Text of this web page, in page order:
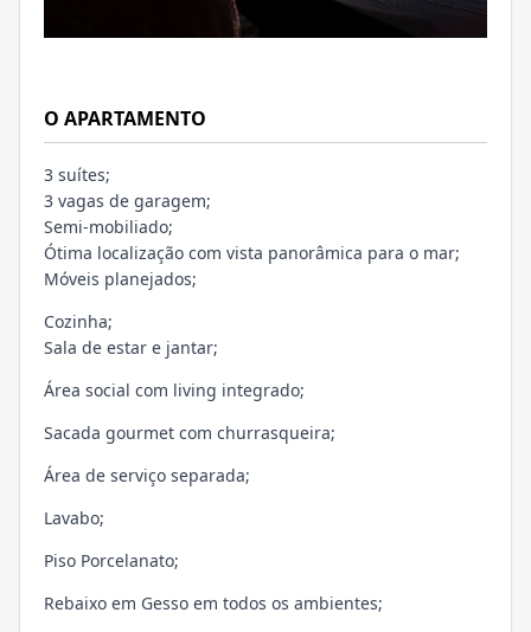
O APARTAMENTO
3 suítes;
3 vagas de garagem;
Semi-mobiliado;
Ótima localização com vista panorâmica para o mar;
Móveis planejados;
Cozinha;
Sala de estar e jantar;
Área social com living integrado;
Sacada gourmet com churrasqueira;
Área de serviço separada;
Lavabo;
Piso Porcelanato;
Rebaixo em Gesso em todos os ambientes;